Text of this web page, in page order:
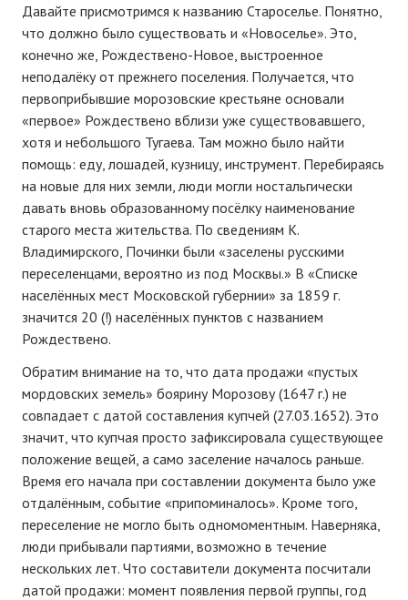
Давайте присмотримся к названию Староселье. Понятно,
что должно было существовать и «Новоселье». Это,
конечно же, Рождествено-Новое, выстроенное
неподалёку от прежнего поселения. Получается, что
первоприбывшие морозовские крестьяне основали
«первое» Рождествено вблизи уже существовавшего,
хотя и небольшого Тугаева. Там можно было найти
помощь: еду, лошадей, кузницу, инструмент. Перебираясь
на новые для них земли, люди могли ностальгически
давать вновь образованному посёлку наименование
старого места жительства. По сведениям К.
Владимирского, Починки были «заселены русскими
переселенцами, вероятно из под Москвы.» В «Списке
населённых мест Московской губернии» за 1859 г.
значится 20 (!) населённых пунктов с названием
Рождествено.
Обратим внимание на то, что дата продажи «пустых
мордовских земель» боярину Морозову (1647 г.) не
совпадает с датой составления купчей (27.03.1652). Это
значит, что купчая просто зафиксировала существующее
положение вещей, а само заселение началось раньше.
Время его начала при составлении документа было уже
отдалённым, событие «припоминалось». Кроме того,
переселение не могло быть одномоментным. Наверняка,
люди прибывали партиями, возможно в течение
нескольких лет. Что составители документа посчитали
датой продажи: момент появления первой группы, год